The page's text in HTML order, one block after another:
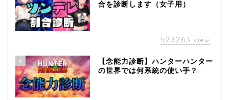
合を診断します（女子用）
523263 view
6
【念能力診断】ハンターハンター
の世界では何系統の使い手？